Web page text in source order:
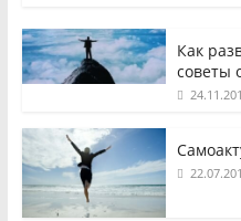
Как
советы